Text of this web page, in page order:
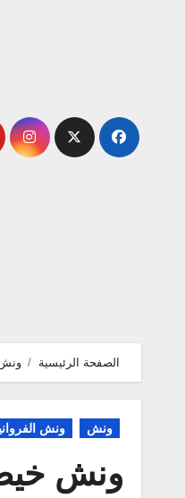
الصفحة الرئيسية
ونش ونش
ونش